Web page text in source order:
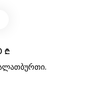
₾